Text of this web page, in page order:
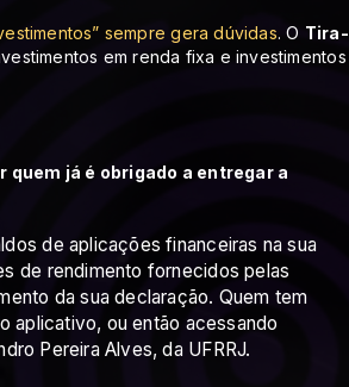
sempre gera dúvidas. O Tira-
em renda fixa e investimentos
já é obrigado a entregar a
de aplicações financeiras na sua
de rendimento fornecidos pelas
da sua declaração. Quem tem
aplicativo, ou então acessando
Pereira Alves, da UFRRJ.